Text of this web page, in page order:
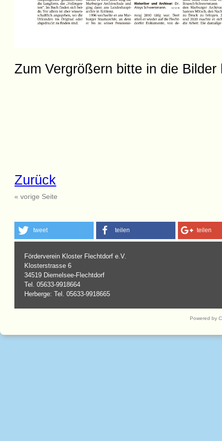
Zum Vergrößern bitte in die Bilder
Zurück
« vorige Seite
tweet teilen teilen
Förderverein Kloster Flechtdorf e.V.
Klosterstrasse 6
34519 Diemelsee-Flechtdorf
Tel. 05633-9918664
Herberge: Tel. 05633-9918665
Powered by